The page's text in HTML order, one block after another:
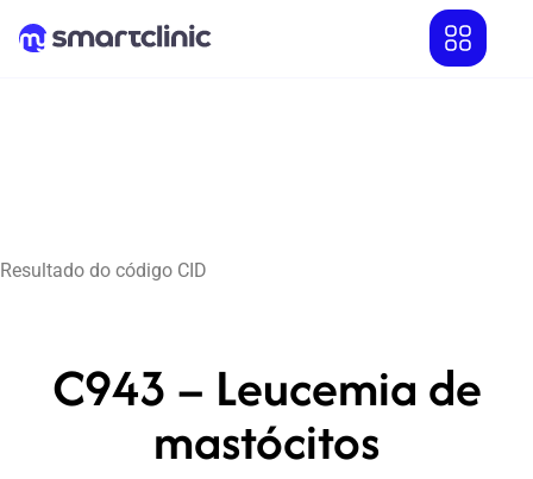
Resultado do código CID
C943 – Leucemia de
mastócitos